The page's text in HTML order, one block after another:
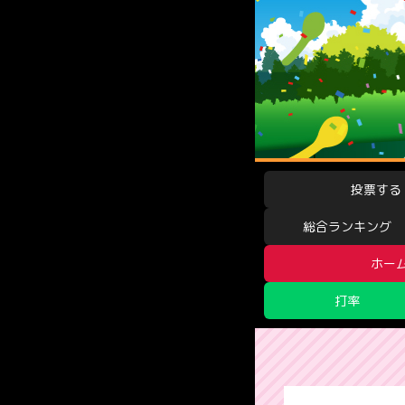
投票する
総合ランキング
ホー
打率